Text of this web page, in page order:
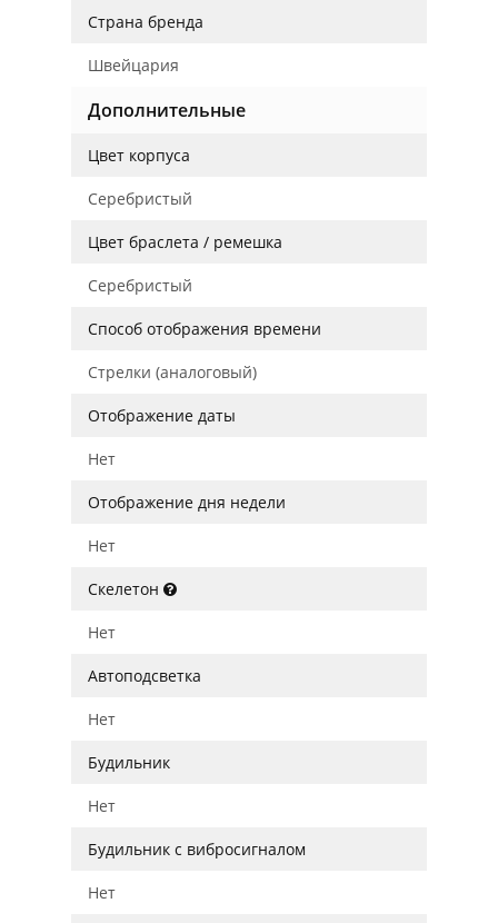
Страна бренда
Швейцария
Дополнительные
Цвет корпуса
Серебристый
Цвет браслета / ремешка
Серебристый
Способ отображения времени
Стрелки (аналоговый)
Отображение даты
Нет
Отображение дня недели
Нет
Скелетон
Нет
Автоподсветка
Нет
Будильник
Нет
Будильник с вибросигналом
Нет